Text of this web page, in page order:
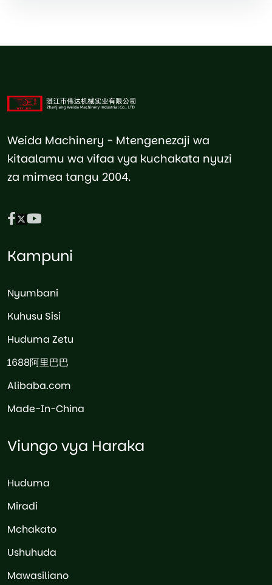
Weida Machinery - Mtengenezaji wa
kitaalamu wa vifaa vya kuchakata nyuzi
za mimea tangu 2004.
Kampuni
Nyumbani
Kuhusu Sisi
Huduma Zetu
1688阿里巴巴
Alibaba.com
Made-In-China
Viungo vya Haraka
Huduma
Miradi
Mchakato
Ushuhuda
Mawasiliano